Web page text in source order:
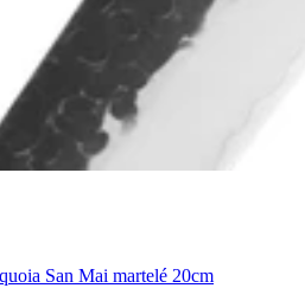
San Mai martelé 20cm